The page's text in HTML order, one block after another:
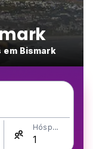
em Bismark
Hóspedes